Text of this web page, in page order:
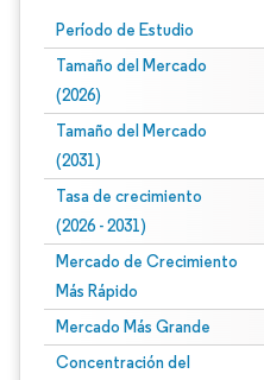
Período de Estudio
Tamaño del Mercado
(2026)
Tamaño del Mercado
(2031)
Tasa de crecimiento
(2026 - 2031)
Mercado de Crecimiento
Más Rápido
Mercado Más Grande
Concentración del